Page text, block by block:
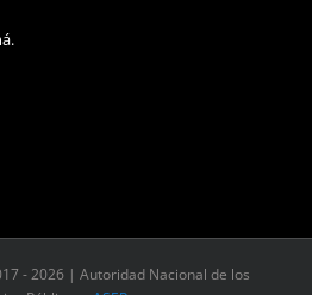
-2026 | Autoridad Nacional de los